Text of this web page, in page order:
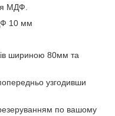
МДФ.
10 мм
шириною 80мм та
узгодивши
по вашому